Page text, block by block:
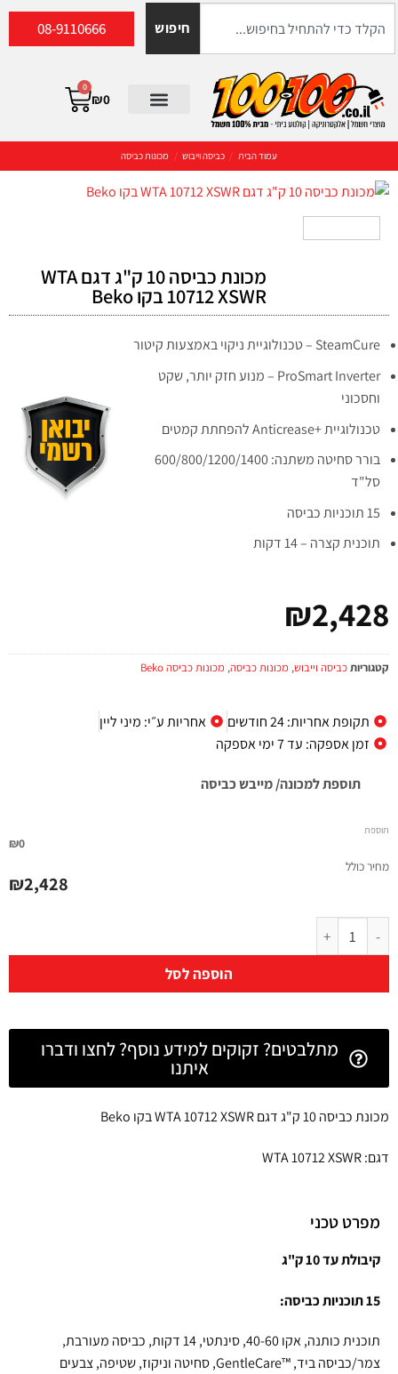
חיפוש 08-9110666
₪0
0
עמוד הבית / כביסה וייבוש / מכונות כביסה
מכונת כביסה 10 ק"ג דגם WTA
10712 XSWR בקו Beko
SteamCure – טכנולוגיית ניקוי באמצעות קיטור
ProSmart Inverter – מנוע חזק יותר, שקט
וחסכוני
טכנולוגיית +Anticrease להפחתת קמטים
בורר סחיטה משתנה: 600/800/1200/1400
סל"ד
15 תוכניות כביסה
תוכנית קצרה – 14 דקות
₪2,428
קטגוריותכביסה וייבוש, מכונות כביסה, מכונות כביסה Beko
תקופת אחריות: 24 חודשים
אחריות ע״י: מיני ליין
זמן אספקה: עד 7 ימי אספקה
תוספת למכונה/ מייבש כביסה
תוספת
₪0
מחיר כולל
₪2,428
הוספה לסל
מתלבטים? זקוקים למידע נוסף? לחצו ודברו
איתנו
מכונת כביסה 10 ק"ג דגם WTA 10712 XSWR בקו Beko
דגם: WTA 10712 XSWR
מפרט טכני
קיבולת עד 10 ק"ג
15 תוכניות כביסה:
תוכנית כותנה, אקו 40-60, סינתטי, 14 דקות, כביסה מעורבת,
צמר/כביסה ביד, ™GentleCare, סחיטה וניקוז, שטיפה, צבעים